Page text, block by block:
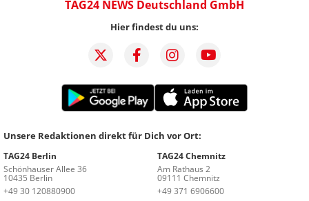
TAG24 NEWS Deutschland GmbH
Hier findest du uns:
Unsere Redaktionen direkt für Dich vor Ort:
TAG24 Berlin
Schönhauser Allee 36
10435 Berlin
+49 30 120880900
TAG24 Chemnitz
Am Rathaus 2
09111 Chemnitz
+49 371 6906600